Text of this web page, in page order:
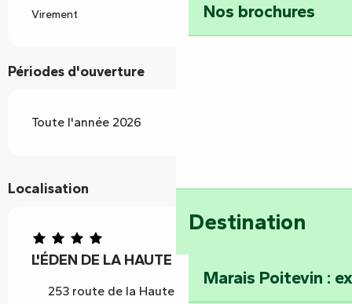
Nos brochures
Destination
Marais Poitevin :
Virement
Périodes d'ouverture
Toute l'année 2026
Localisation
L'ÉDEN DE LA HAUTE FORÊT
253 route de la Haute Forêt, 85200 Mervent